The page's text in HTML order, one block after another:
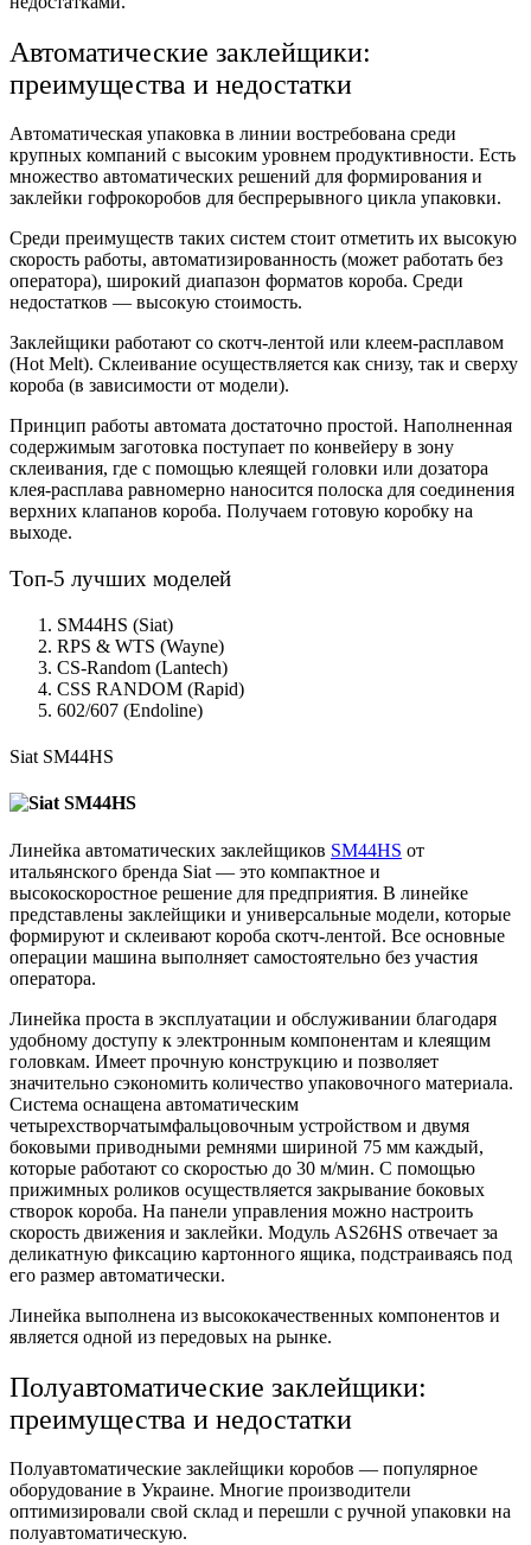
Автоматические заклейщики:
преимущества и недостатки
Автоматическая упаковка в линии востребована среди
крупных компаний с высоким уровнем продуктивности. Есть
множество автоматических решений для формирования и
заклейки гофрокоробов для беспрерывного цикла упаковки.
Среди преимуществ таких систем стоит отметить их высокую
скорость работы, автоматизированность (может работать без
оператора), широкий диапазон форматов короба. Среди
недостатков — высокую стоимость.
Заклейщики работают со скотч-лентой или клеем-расплавом
(Hot Melt). Склеивание осуществляется как снизу, так и сверху
короба (в зависимости от модели).
Принцип работы автомата достаточно простой. Наполненная
содержимым заготовка поступает по конвейеру в зону
склеивания, где с помощью клеящей головки или дозатора
клея-расплава равномерно наносится полоска для соединения
верхних клапанов короба. Получаем готовую коробку на
выходе.
Топ-5 лучших моделей
SM44HS (Siat)
RPS & WTS (Wayne)
CS-Random (Lantech)
CSS RANDOM (Rapid)
602/607 (Endoline)
Siat SM44HS
Линейка автоматических заклейщиков SM44HS от
итальянского бренда Siat — это компактное и
высокоскоростное решение для предприятия. В линейке
представлены заклейщики и универсальные модели, которые
формируют и склеивают короба скотч-лентой. Все основные
операции машина выполняет самостоятельно без участия
оператора.
Линейка проста в эксплуатации и обслуживании благодаря
удобному доступу к электронным компонентам и клеящим
головкам. Имеет прочную конструкцию и позволяет
значительно сэкономить количество упаковочного материала.
Система оснащена автоматическим
четырехстворчатымфальцовочным устройством и двумя
боковыми приводными ремнями шириной 75 мм каждый,
которые работают со скоростью до 30 м/мин. С помощью
прижимных роликов осуществляется закрывание боковых
створок короба. На панели управления можно настроить
скорость движения и заклейки. Модуль AS26HS отвечает за
деликатную фиксацию картонного ящика, подстраиваясь под
его размер автоматически.
Линейка выполнена из высококачественных компонентов и
является одной из передовых на рынке.
Полуавтоматические заклейщики:
преимущества и недостатки
Полуавтоматические заклейщики коробов — популярное
оборудование в Украине. Многие производители
оптимизировали свой склад и перешли с ручной упаковки на
полуавтоматическую.